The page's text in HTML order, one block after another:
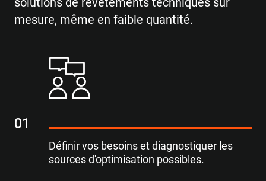
solutions de revêtements techniques sur
mesure, même en faible quantité.
01
Définir vos besoins et diagnostiquer les
sources d'optimisation possibles.